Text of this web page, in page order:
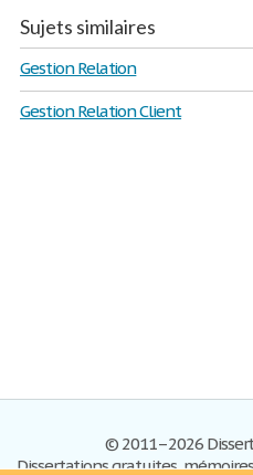
Sujets similaires
Gestion Relation
Gestion Relation Client
© 2011–2026
Dissertations gratuites,